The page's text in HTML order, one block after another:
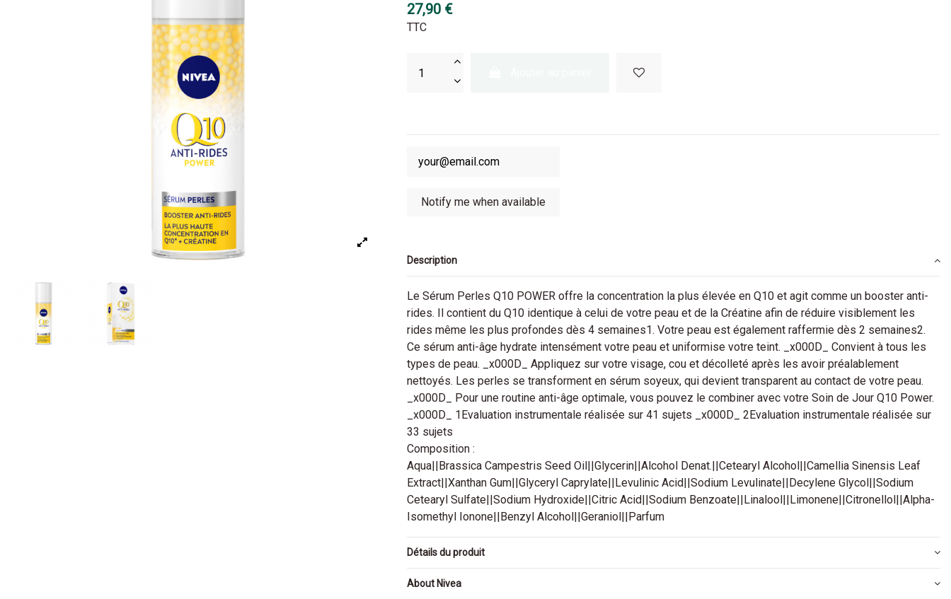
27,90 €
TTC
Description
Le Sérum Perles Q10 POWER offre la concentration la plus élevée en Q10 et agit comme un booster anti-
rides. Il contient du Q10 identique à celui de votre peau et de la Créatine afin de réduire visiblement les
rides même les plus profondes dès 4 semaines1. Votre peau est également raffermie dès 2 semaines2.
Ce sérum anti-âge hydrate intensément votre peau et uniformise votre teint. _x000D_ Convient à tous les
types de peau. _x000D_ Appliquez sur votre visage, cou et décolleté après les avoir préalablement
nettoyés. Les perles se transforment en sérum soyeux, qui devient transparent au contact de votre peau.
_x000D_ Pour une routine anti-âge optimale, vous pouvez le combiner avec votre Soin de Jour Q10 Power.
_x000D_ 1Evaluation instrumentale réalisée sur 41 sujets _x000D_ 2Evaluation instrumentale réalisée sur
33 sujets
Composition :
Aqua||Brassica Campestris Seed Oil||Glycerin||Alcohol Denat.||Cetearyl Alcohol||Camellia Sinensis Leaf
Extract||Xanthan Gum||Glyceryl Caprylate||Levulinic Acid||Sodium Levulinate||Decylene Glycol||Sodium
Cetearyl Sulfate||Sodium Hydroxide||Citric Acid||Sodium Benzoate||Linalool||Limonene||Citronellol||Alpha-
Isomethyl Ionone||Benzyl Alcohol||Geraniol||Parfum
Détails du produit
About Nivea